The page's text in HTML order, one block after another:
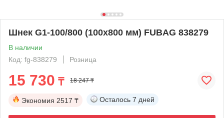
Шнек G1-100/800 (100х800 мм) FUBAG 838279
В наличии
Код: fg-838279
Розница
15 730 ₸ 18 247 ₸
Экономия 2517 ₸ Осталось 7 дней